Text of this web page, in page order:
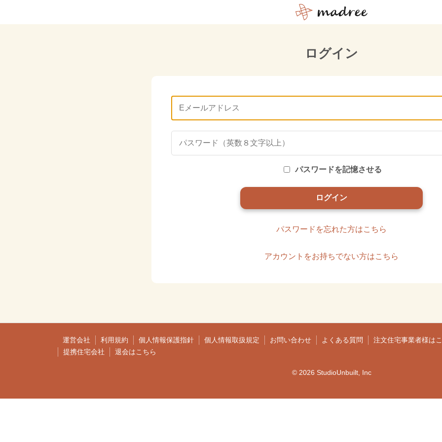
ログイン
パスワードを記憶させる
パスワードを忘れた方はこちら
アカウントをお持ちでない方はこちら
運営会社 利用規約 個人情報保護指針 個人情報取扱規定 お問い合わせ よくある質問 注文住宅事業者様は
提携住宅会社
退会はこちら
© 2026 StudioUnbuilt, Inc